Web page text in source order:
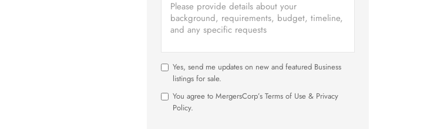
Yes, send me updates on new and featured Business
listings for sale.
You agree to MergersCorp’s Terms of Use & Privacy
Policy.